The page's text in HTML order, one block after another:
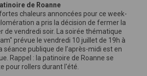
de Roanne
chaleurs annoncées pour ce week-
a pris la décision de fermer la
de vendredi soir. La soirée thématique
prévue le vendredi 10 juillet de 19h à
séance publique de l’après-midi est en
Rappel : la patinoire de Roanne se
pour rollers durant l'été.